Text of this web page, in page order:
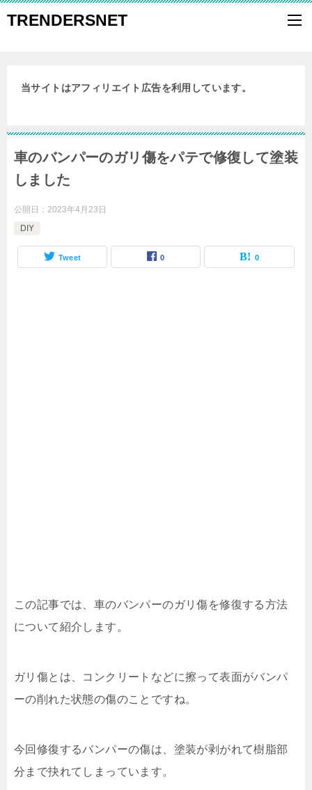
TRENDERSNET
当サイトはアフィリエイト広告を利用しています。
車のバンパーのガリ傷をパテで修復して塗装
しました
公開日： 2023年4月23日
DIY
Tweet 0 0
この記事では、車のバンパーのガリ傷を修復する方法
について紹介します。
ガリ傷とは、コンクリートなどに擦って表面がバンパ
ーの削れた状態の傷のことですね。
今回修復するバンパーの傷は、塗装が剥がれて樹脂部
分まで抉れてしまっています。